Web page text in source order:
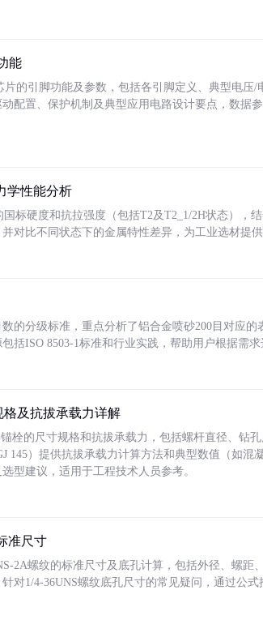
能
片的引脚功能及参数，包括各引脚定义、典型电压
配置、保护机制及典型应用电路设计要点，数据
学性能分析
标硬度和抗拉强度（包括T2及T2_1/2H状态），
对比不同状态下的金属特性差异，为工业选材提供
的分级标准，重点分析了铝合金喷砂200目对应的
括ISO 8503-1标准和行业实践，帮助用户根据需求
及抗拔承载力详解
栓的尺寸规格和抗拔承载力，包括螺杆直径、钻
145）提供抗拔承载力计算方法和典型数值（如混
型建议，适用于工程技术人员参考。
准尺寸
2A螺纹的标准尺寸及底孔计算，包括外径、螺距
针对1/4-36UNS螺纹底孔尺寸的常见疑问，通过公